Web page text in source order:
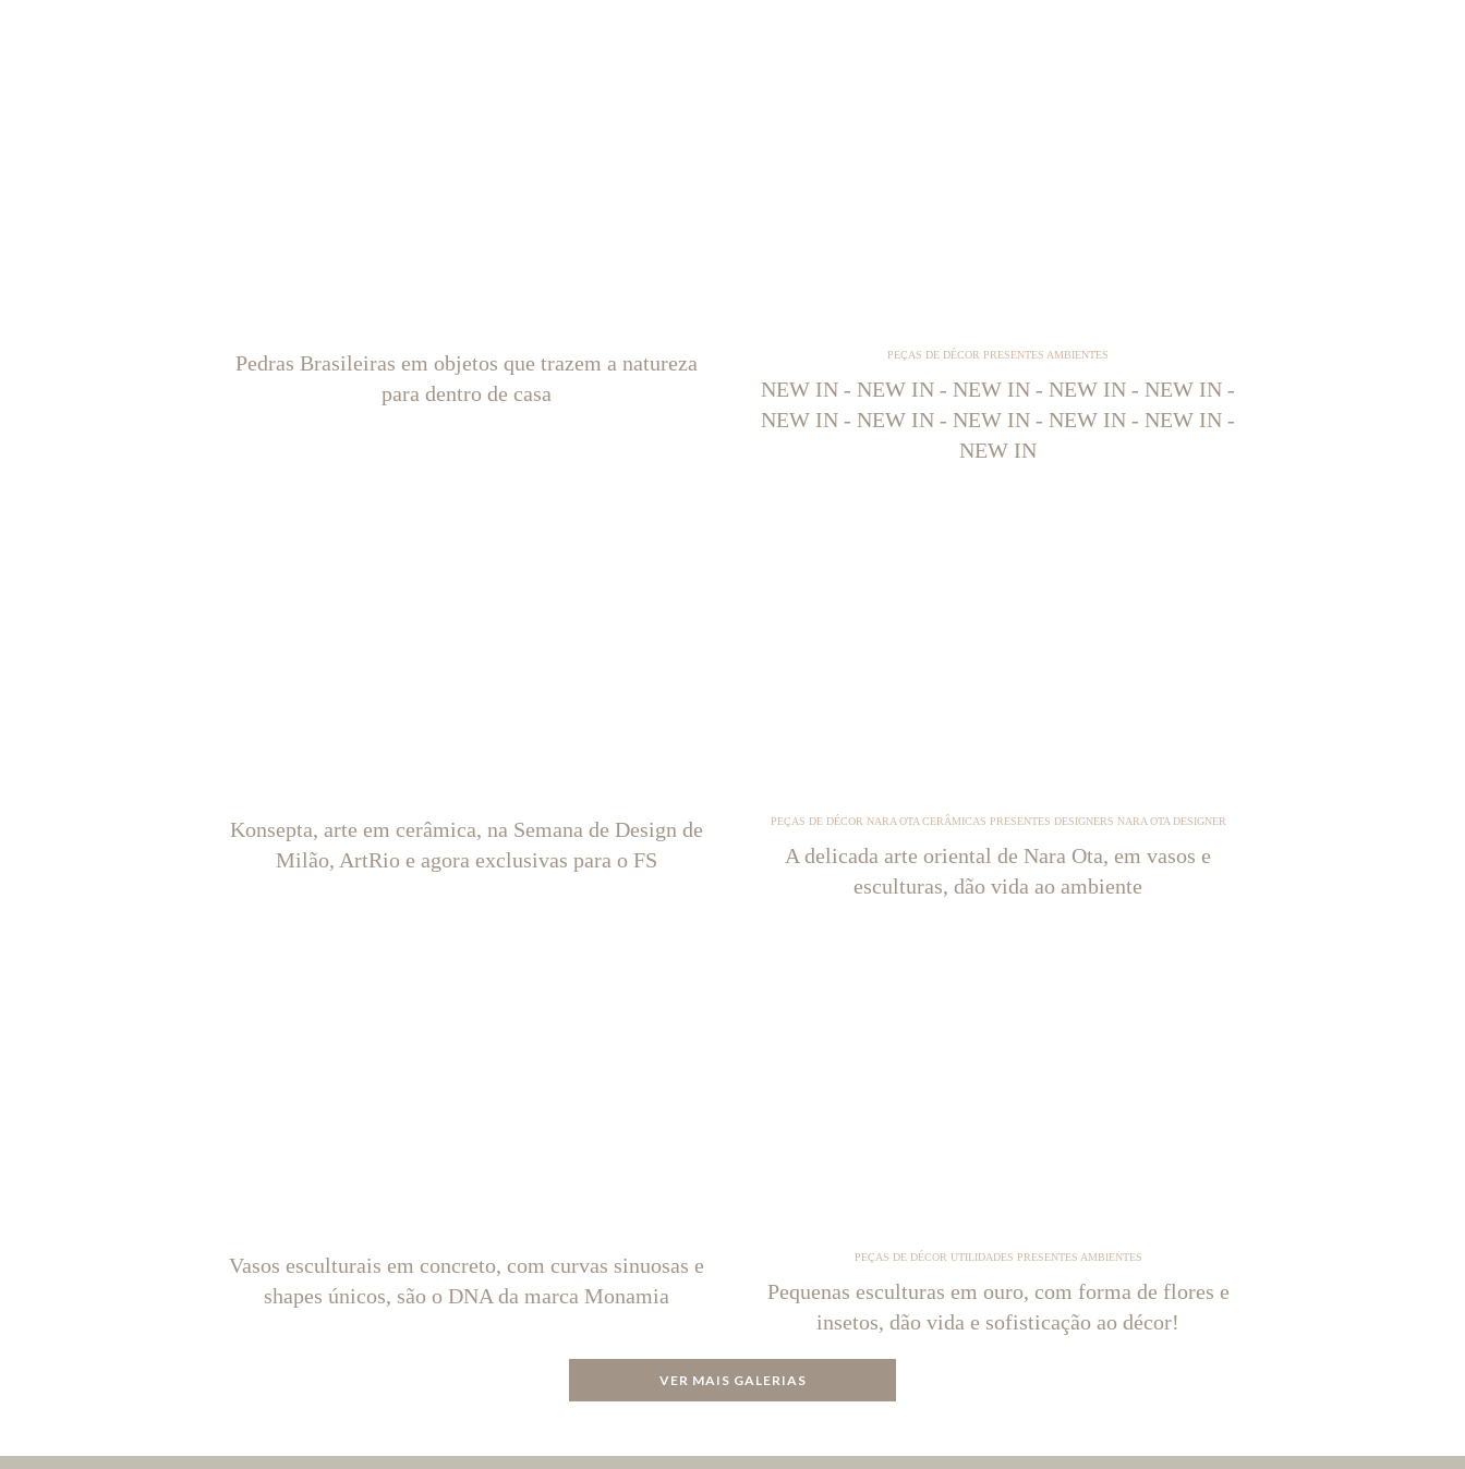
Pedras Brasileiras em objetos que trazem a natureza
para dentro de casa
PEÇAS DE DÉCOR PRESENTES AMBIENTES
NEW IN - NEW IN - NEW IN - NEW IN - NEW IN -
NEW IN - NEW IN - NEW IN - NEW IN - NEW IN -
NEW IN
Konsepta, arte em cerâmica, na Semana de Design de
Milão, ArtRio e agora exclusivas para o FS
PEÇAS DE DÉCOR NARA OTA CERÂMICAS PRESENTES DESIGNERS NARA OTA DESIGNER
A delicada arte oriental de Nara Ota, em vasos e
esculturas, dão vida ao ambiente
Vasos esculturais em concreto, com curvas sinuosas e
shapes únicos, são o DNA da marca Monamia
PEÇAS DE DÉCOR UTILIDADES PRESENTES AMBIENTES
Pequenas esculturas em ouro, com forma de flores e
insetos, dão vida e sofisticação ao décor!
VER MAIS GALERIAS